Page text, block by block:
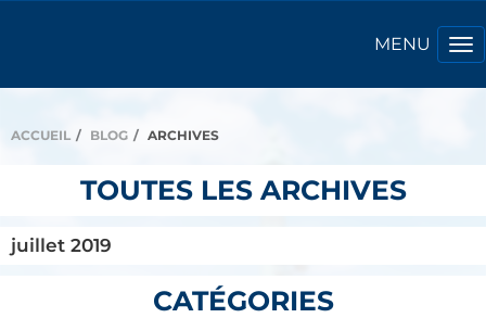
ACCUEIL BLOG ARCHIVES
TOUTES LES ARCHIVES
juillet 2019
CATÉGORIES